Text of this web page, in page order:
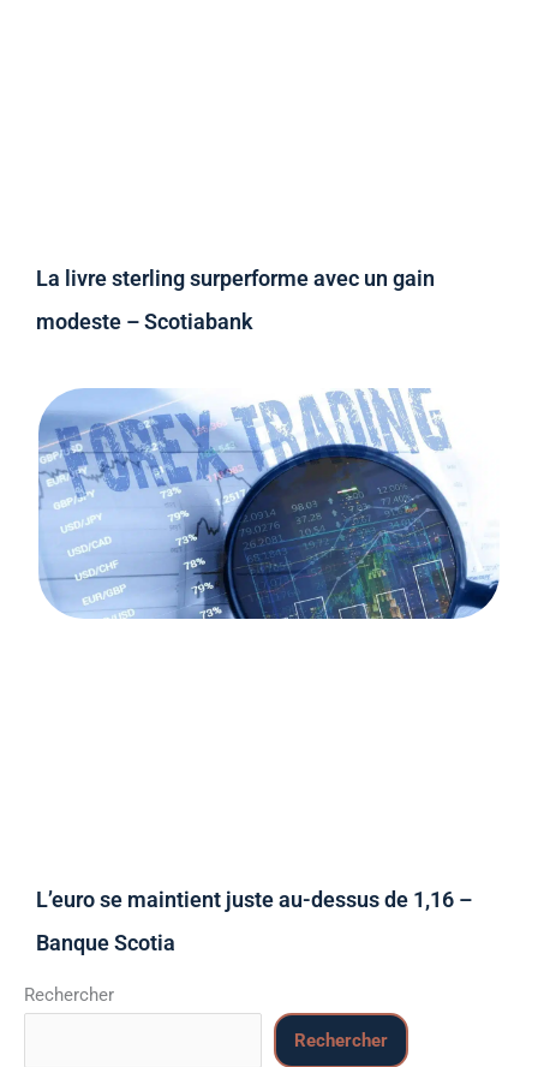
La livre sterling surperforme avec un gain
modeste – Scotiabank
L’euro se maintient juste au-dessus de 1,16 –
Banque Scotia
Rechercher
Rechercher